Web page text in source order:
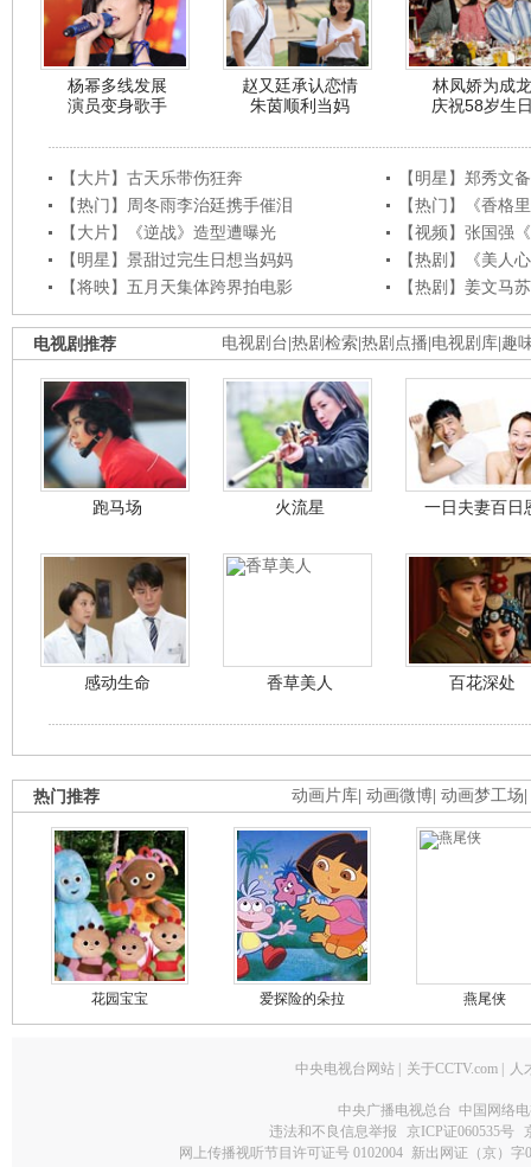
杨幂多线发展
演员变身歌手
赵又廷承认恋情
朱茵顺利当妈
林凤娇为成龙
庆祝58岁生
【大片】古天乐带伤狂奔
【明星】郑秀文
【热门】周冬雨李治廷携手催泪
【热门】《香格
【大片】《逆战》造型遭曝光
【视频】张国强
【明星】景甜过完生日想当妈妈
【热剧】《美人
【将映】五月天集体跨界拍电影
【热剧】姜文马
电视剧台 热剧检索 热剧点播 电视剧库 趣
电视剧推荐
跑马场 火流星 一日夫妻百日
感动生命 香草美人 百花深处
动画片库 动画微博 动画梦工场
热门推荐
花园宝宝 爱探险的朵拉 燕尾侠
中央电视台网站 关于CCTV.com 人
中央广播电视总台 中国网络
违法和不良信息举报
京ICP证060535号
网上传播视听节目许可证号 0102004 新出网证（京）